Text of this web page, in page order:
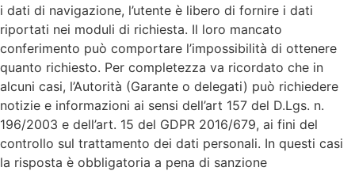
i dati di navigazione, l’utente è libero di fornire i dati
riportati nei moduli di richiesta. Il loro mancato
conferimento può comportare l’impossibilità di ottenere
quanto richiesto. Per completezza va ricordato che in
alcuni casi, l’Autorità (Garante o delegati) può richiedere
notizie e informazioni ai sensi dell’art 157 del D.Lgs. n.
196/2003 e dell’art. 15 del GDPR 2016/679, ai fini del
controllo sul trattamento dei dati personali. In questi casi
la risposta è obbligatoria a pena di sanzione